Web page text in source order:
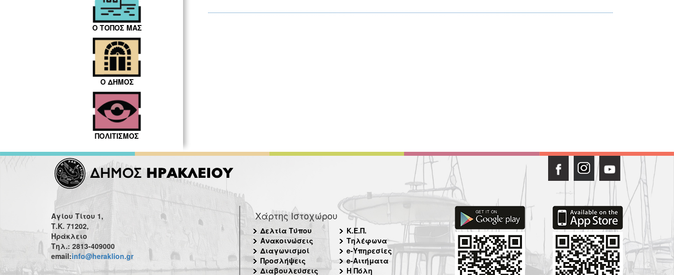
Ο ΤΟΠΟΣ ΜΑΣ
Ο ΔΗΜΟΣ
ΠΟΛΙΤΙΣΜΟΣ
Αγίου Τίτου 1,
Τ.Κ. 71202,
Ηράκλειο
Τηλ.: 2813-409000
email:info@heraklion.gr
Χάρτης Ιστοχώρου
Δελτία Τύπου
Ανακοινώσεις
Διαγωνισμοί
Προσλήψεις
Διαβουλεύσεις
Κ.Ε.Π.
Τηλέφωνα
e-Υπηρεσίες
e-Αιτήματα
Η Πόλη